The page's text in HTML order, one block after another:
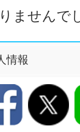
ませんで
情報